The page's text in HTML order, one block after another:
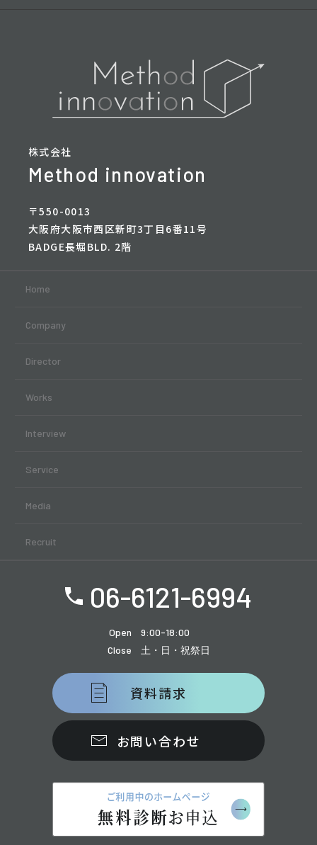
株式会社
Method innovation
〒550-0013
大阪府大阪市西区新町3丁目6番11号
BADGE長堀BLD. 2階
Home
Company
Director
Works
Interview
Service
Media
Recruit
06-6121-6994
Open
9:00-18:00
Close
土・日・祝祭日
資料請求
お問い合わせ